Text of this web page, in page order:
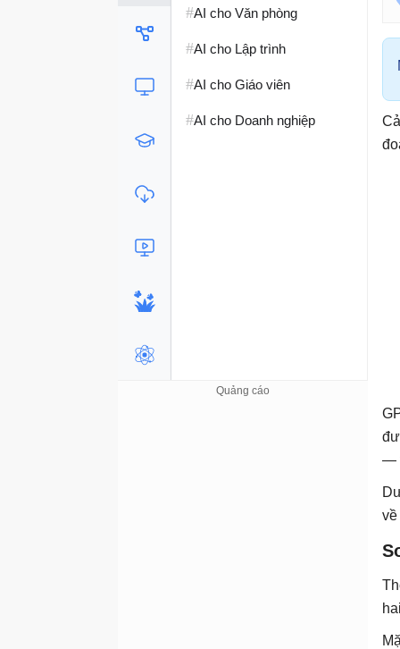
—
về
#AI cho Văn phòng
#AI cho Lập trình
#AI cho Giáo viên
#AI cho Doanh nghiệp